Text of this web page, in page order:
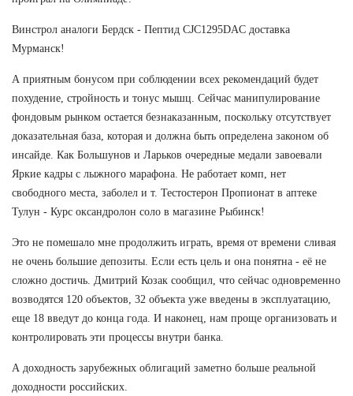
Винстрол аналоги Бердск - Пептид CJC1295DAC доставка
Мурманск!
А приятным бонусом при соблюдении всех рекомендаций будет
похудение, стройность и тонус мышц. Сейчас манипулирование
фондовым рынком остается безнаказанным, поскольку отсутствует
доказательная база, которая и должна быть определена законом об
инсайде. Как Большунов и Ларьков очередные медали завоевали
Яркие кадры с лыжного марафона. Не работает комп, нет
свободного места, заболел и т. Тестостерон Пропионат в аптеке
Тулун - Курс оксандролон соло в магазине Рыбинск!
Это не помешало мне продолжить играть, время от времени сливая
не очень большие депозиты. Если есть цель и она понятна - её не
сложно достичь. Дмитрий Козак сообщил, что сейчас одновременно
возводятся 120 объектов, 32 объекта уже введены в эксплуатацию,
еще 18 введут до конца года. И наконец, нам проще организовать и
контролировать эти процессы внутри банка.
А доходность зарубежных облигаций заметно больше реальной
доходности российских.